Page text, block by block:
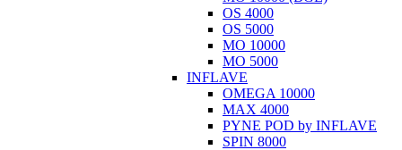
OS 4000
OS 5000
МО 10000
МО 5000
INFLAVE
OMEGA 10000
MAX 4000
PYNE POD by INFLAVE
SPIN 8000